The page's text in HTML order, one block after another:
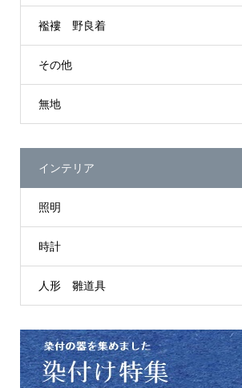
襤褸 野良着
その他
無地
インテリア
照明
時計
人形 雛道具